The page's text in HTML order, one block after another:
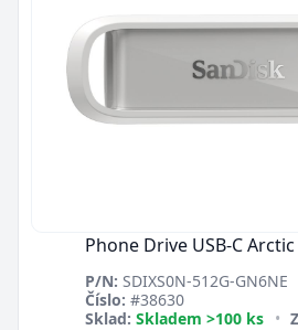
Phone Drive USB-C
P/N: SDIXS0N-512G-GN6NE
Číslo: #38630
Sklad: Skladem >100 ks •